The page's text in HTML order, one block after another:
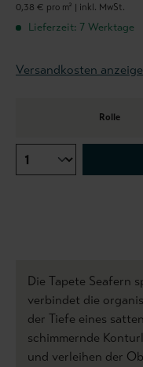
0,38 € pro m² | inkl. MwSt.
Lieferzeit: 7 Werktage
Versandkosten
Rolle
Die Tapete Seafern
verbindet die
der Tiefe eines
schimmernde
und verleihen der